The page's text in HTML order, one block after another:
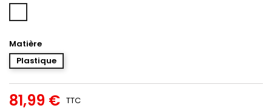
Matière
Plastique
81,99 € TTC